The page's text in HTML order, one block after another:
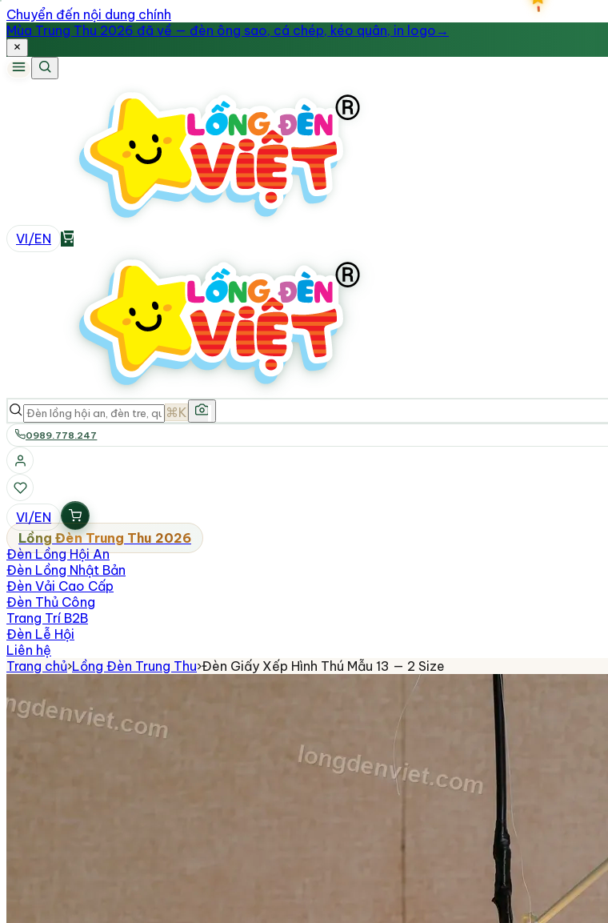
Chuyển đến nội dung chính
Mùa Trung Thu 2026 đã về — đèn ông sao, cá chép, kéo quân, in logo →
VI/EN
⌘K
0989.778.247
VI/EN
Lồng Đèn Trung Thu 2026
Đèn Lồng Hội An
Đèn Lồng Nhật Bản
Đèn Vải Cao Cấp
Đèn Thủ Công
Trang Trí B2B
Đèn Lễ Hội
Liên hệ
Trang chủ›Lồng Đèn Trung Thu›Đèn Giấy Xếp Hình Thú Mẫu 13 — 2 Size